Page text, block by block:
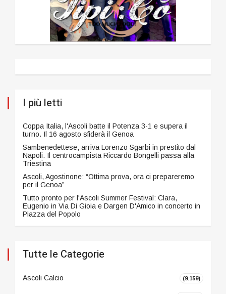
I più letti
Coppa Italia, l'Ascoli batte il Potenza 3-1 e supera il
turno. Il 16 agosto sfiderà il Genoa
Sambenedettese, arriva Lorenzo Sgarbi in prestito dal
Napoli. Il centrocampista Riccardo Bongelli passa alla
Triestina
Ascoli, Agostinone: “Ottima prova, ora ci prepareremo
per il Genoa”
Tutto pronto per l'Ascoli Summer Festival: Clara,
Eugenio in Via Di Gioia e Dargen D'Amico in concerto in
Piazza del Popolo
Tutte le Categorie
Ascoli Calcio (9.159)